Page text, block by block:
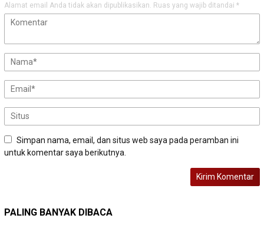
Alamat email Anda tidak akan dipublikasikan. Ruas yang wajib ditandai *
Simpan nama, email, dan situs web saya pada peramban ini
untuk komentar saya berikutnya.
PALING BANYAK DIBACA